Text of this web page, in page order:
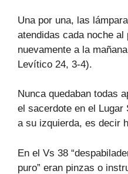
Una por una, las
atendidas cada noche
nuevamente a la
Levítico 24, 3-4).
Nunca quedaban todas
el sacerdote en el Lugar
a su izquierda, es decir
En el Vs 38
puro” eran pinzas o